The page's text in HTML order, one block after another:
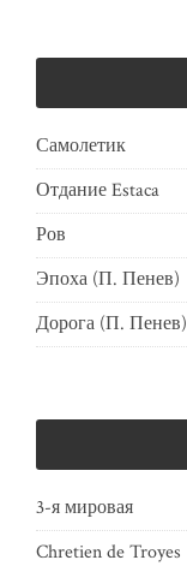
Самолетик
Отдание Estaca
Ров
Эпоха (П. Пенев)
Дорога (П. Пенев)
3-я мировая
Chretien de Troyes